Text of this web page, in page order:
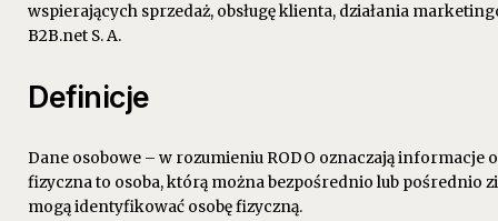
wspierających sprzedaż, obsługę klienta, działania
B2B.net S. A.
Definicje
Dane osobowe – w rozumieniu RODO oznaczają
fizyczna to osoba, którą można bezpośrednio lub
mogą identyfikować osobę fizyczną.